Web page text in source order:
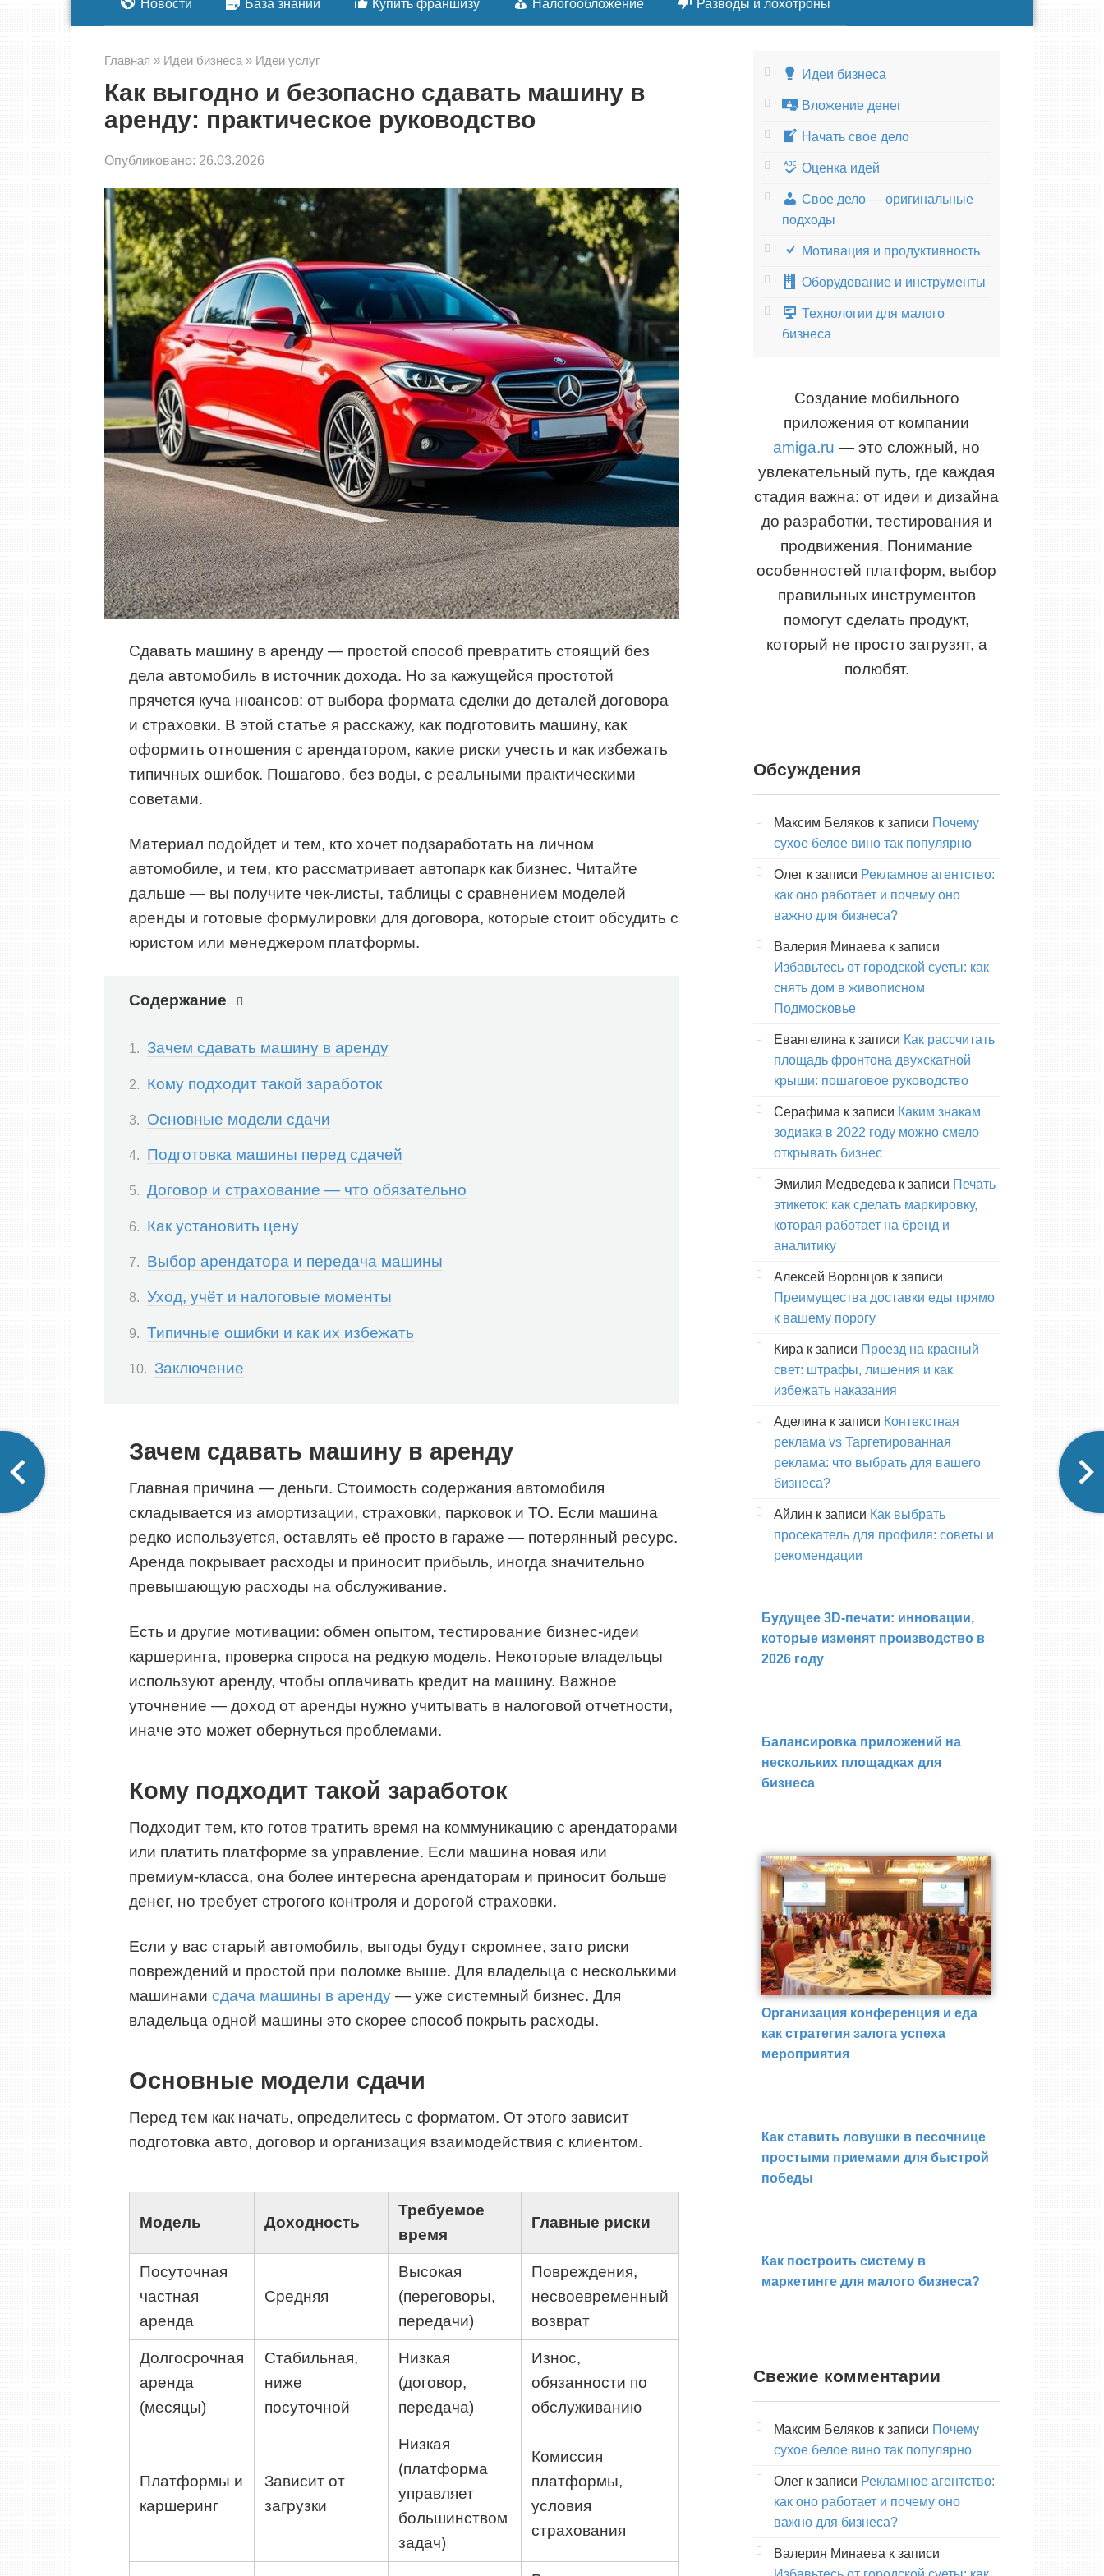
Новости База знаний Купить франшизу Налогообложение Разводы и лохотроны
Главная » Идеи бизнеса » Идеи услуг
Как выгодно и безопасно сдавать машину в
аренду: практическое руководство
Опубликовано: 26.03.2026
Сдавать машину в аренду — простой способ превратить стоящий без
дела автомобиль в источник дохода. Но за кажущейся простотой
прячется куча нюансов: от выбора формата сделки до деталей договора
и страховки. В этой статье я расскажу, как подготовить машину, как
оформить отношения с арендатором, какие риски учесть и как избежать
типичных ошибок. Пошагово, без воды, с реальными практическими
советами.
Материал подойдет и тем, кто хочет подзаработать на личном
автомобиле, и тем, кто рассматривает автопарк как бизнес. Читайте
дальше — вы получите чек-листы, таблицы с сравнением моделей
аренды и готовые формулировки для договора, которые стоит обсудить с
юристом или менеджером платформы.
Содержание
Зачем сдавать машину в аренду
Кому подходит такой заработок
Основные модели сдачи
Подготовка машины перед сдачей
Договор и страхование — что обязательно
Как установить цену
Выбор арендатора и передача машины
Уход, учёт и налоговые моменты
Типичные ошибки и как их избежать
Заключение
Зачем сдавать машину в аренду
Главная причина — деньги. Стоимость содержания автомобиля
складывается из амортизации, страховки, парковок и ТО. Если машина
редко используется, оставлять её просто в гараже — потерянный ресурс.
Аренда покрывает расходы и приносит прибыль, иногда значительно
превышающую расходы на обслуживание.
Есть и другие мотивации: обмен опытом, тестирование бизнес-идеи
каршеринга, проверка спроса на редкую модель. Некоторые владельцы
используют аренду, чтобы оплачивать кредит на машину. Важное
уточнение — доход от аренды нужно учитывать в налоговой отчетности,
иначе это может обернуться проблемами.
Кому подходит такой заработок
Подходит тем, кто готов тратить время на коммуникацию с арендаторами
или платить платформе за управление. Если машина новая или
премиум-класса, она более интересна арендаторам и приносит больше
денег, но требует строгого контроля и дорогой страховки.
Если у вас старый автомобиль, выгоды будут скромнее, зато риски
повреждений и простой при поломке выше. Для владельца с несколькими
машинами сдача машины в аренду — уже системный бизнес. Для
владельца одной машины это скорее способ покрыть расходы.
Основные модели сдачи
Перед тем как начать, определитесь с форматом. От этого зависит
подготовка авто, договор и организация взаимодействия с клиентом.
Модель Доходность
Требуемое
время
Главные риски
Посуточная
частная
аренда
Средняя
Высокая
(переговоры,
передачи)
Повреждения,
несвоевременный
возврат
Долгосрочная
аренда
(месяцы)
Стабильная,
ниже
посуточной
Низкая
(договор,
передача)
Износ,
обязанности по
обслуживанию
Платформы и
каршеринг
Зависит от
загрузки
Низкая
(платформа
управляет
большинством
задач)
Комиссия
платформы,
условия
страхования
Идеи бизнеса
Вложение денег
Начать свое дело
Оценка идей
Свое дело — оригинальные
подходы
Мотивация и продуктивность
Оборудование и инструменты
Технологии для малого
бизнеса
Создание мобильного
приложения от компании
amiga.ru — это сложный, но
увлекательный путь, где каждая
стадия важна: от идеи и дизайна
до разработки, тестирования и
продвижения. Понимание
особенностей платформ, выбор
правильных инструментов
помогут сделать продукт,
который не просто загрузят, а
полюбят.
Обсуждения
Максим Беляков к записи Почему
сухое белое вино так популярно
Олег к записи Рекламное агентство:
как оно работает и почему оно
важно для бизнеса?
Валерия Минаева к записи
Избавьтесь от городской суеты: как
снять дом в живописном
Подмосковье
Евангелина к записи Как рассчитать
площадь фронтона двухскатной
крыши: пошаговое руководство
Серафима к записи Каким знакам
зодиака в 2022 году можно смело
открывать бизнес
Эмилия Медведева к записи Печать
этикеток: как сделать маркировку,
которая работает на бренд и
аналитику
Алексей Воронцов к записи
Преимущества доставки еды прямо
к вашему порогу
Кира к записи Проезд на красный
свет: штрафы, лишения и как
избежать наказания
Аделина к записи Контекстная
реклама vs Таргетированная
реклама: что выбрать для вашего
бизнеса?
Айлин к записи Как выбрать
просекатель для профиля: советы и
рекомендации
Будущее 3D-печати: инновации,
которые изменят производство в
2026 году
Балансировка приложений на
нескольких площадках для
бизнеса
Организация конференция и еда
как стратегия залога успеха
мероприятия
Как ставить ловушки в песочнице
простыми приемами для быстрой
победы
Как построить систему в
маркетинге для малого бизнеса?
Свежие комментарии
Максим Беляков к записи Почему
сухое белое вино так популярно
Олег к записи Рекламное агентство:
как оно работает и почему оно
важно для бизнеса?
Валерия Минаева к записи